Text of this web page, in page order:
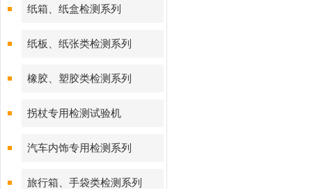
纸箱、纸盒检测系列
纸板、纸张类检测系列
橡胶、塑胶类检测系列
拐杖专用检测试验机
汽车内饰专用检测系列
旅行箱、手袋类检测系列